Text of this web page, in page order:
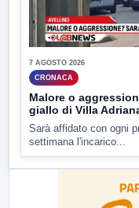
7 AGOSTO 2026
CRONACA
Malore o
giallo di Villa
Sarà affidato con ogni
settimana l'incarico...